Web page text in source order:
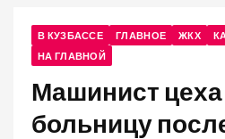
В КУЗБАССЕ ГЛАВНОЕ ЖКХ
НА ГЛАВНОЙ
Машинист
больницу